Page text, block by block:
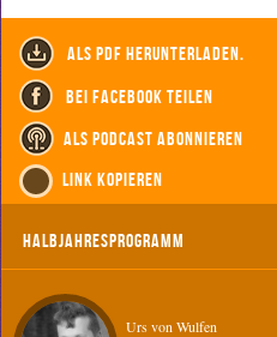
als PDF herunterladen.
bei Facebook teilen
als Podcast abonnieren
Link kopieren
Halbjahresprogramm
Urs von Wulfen